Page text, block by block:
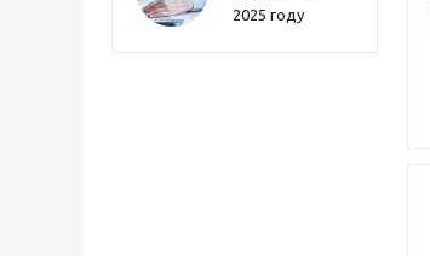
2025 году